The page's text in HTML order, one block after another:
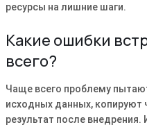
ресурсы на лишние шаги.
Какие ошибки
всего?
Чаще всего проблему
исходных данных, копируют
результат после